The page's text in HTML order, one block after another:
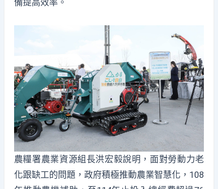
農糧署農業資源組長洪宏毅說明，面對勞動力老
化跟缺工的問題，政府積極推動農業智慧化，108